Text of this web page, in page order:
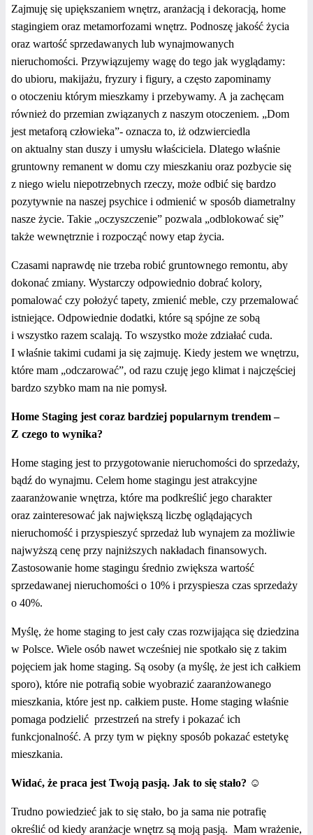
Zajmuję się upiększaniem wnętrz, aranżacją i dekoracją, home
stagingiem oraz metamorfozami wnętrz. Podnoszę jakość życia
oraz wartość sprzedawanych lub wynajmowanych
nieruchomości. Przywiązujemy wagę do tego jak wyglądamy:
do ubioru, makijażu, fryzury i figury, a często zapominamy
o otoczeniu którym mieszkamy i przebywamy. A ja zachęcam
również do przemian związanych z naszym otoczeniem. „Dom
jest metaforą człowieka”- oznacza to, iż odzwierciedla
on aktualny stan duszy i umysłu właściciela. Dlatego właśnie
gruntowny remanent w domu czy mieszkaniu oraz pozbycie się
z niego wielu niepotrzebnych rzeczy, może odbić się bardzo
pozytywnie na naszej psychice i odmienić w sposób diametralny
nasze życie. Takie „oczyszczenie” pozwala „odblokować się”
także wewnętrznie i rozpocząć nowy etap życia.
Czasami naprawdę nie trzeba robić gruntownego remontu, aby
dokonać zmiany. Wystarczy odpowiednio dobrać kolory,
pomalować czy położyć tapety, zmienić meble, czy przemalować
istniejące. Odpowiednie dodatki, które są spójne ze sobą
i wszystko razem scalają. To wszystko może zdziałać cuda.
I właśnie takimi cudami ja się zajmuję. Kiedy jestem we wnętrzu,
które mam „odczarować”, od razu czuję jego klimat i najczęściej
bardzo szybko mam na nie pomysł.
Home Staging jest coraz bardziej popularnym trendem –
Z czego to wynika?
Home staging jest to przygotowanie nieruchomości do sprzedaży,
bądź do wynajmu. Celem home stagingu jest atrakcyjne
zaaranżowanie wnętrza, które ma podkreślić jego charakter
oraz zainteresować jak największą liczbę oglądających
nieruchomość i przyspieszyć sprzedaż lub wynajem za możliwie
najwyższą cenę przy najniższych nakładach finansowych.
Zastosowanie home stagingu średnio zwiększa wartość
sprzedawanej nieruchomości o 10% i przyspiesza czas sprzedaży
o 40%.
Myślę, że home staging to jest cały czas rozwijająca się dziedzina
w Polsce. Wiele osób nawet wcześniej nie spotkało się z takim
pojęciem jak home staging. Są osoby (a myślę, że jest ich całkiem
sporo), które nie potrafią sobie wyobrazić zaaranżowanego
mieszkania, które jest np. całkiem puste. Home staging właśnie
pomaga podzielić przestrzeń na strefy i pokazać ich
funkcjonalność. A przy tym w piękny sposób pokazać estetykę
mieszkania.
Widać, że praca jest Twoją pasją. Jak to się stało? ☺
Trudno powiedzieć jak to się stało, bo ja sama nie potrafię
określić od kiedy aranżacje wnętrz są moją pasją. Mam wrażenie,